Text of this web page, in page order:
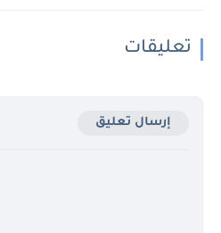
تعليقات
إرسال تعليق